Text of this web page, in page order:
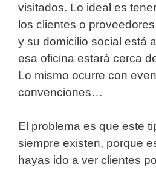
visitados. Lo ideal es
los clientes o
y su domicilio social está
esa oficina estará cerca
Lo mismo ocurre con
convenciones…
El problema es que este
siempre existen, porque
hayas ido a ver clientes